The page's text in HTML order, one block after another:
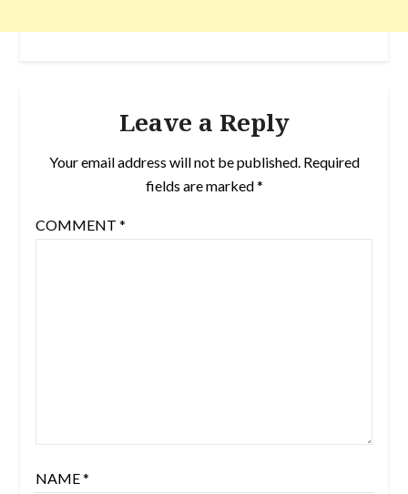
Leave a Reply
Your email address will not be published. Required
fields are marked*
COMMENT *
NAME*